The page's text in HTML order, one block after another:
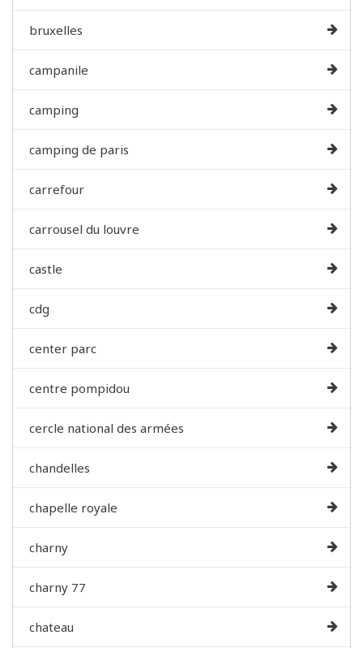
bruxelles
campanile
camping
camping de paris
carrefour
carrousel du louvre
castle
cdg
center parc
centre pompidou
cercle national des armées
chandelles
chapelle royale
charny
charny 77
chateau